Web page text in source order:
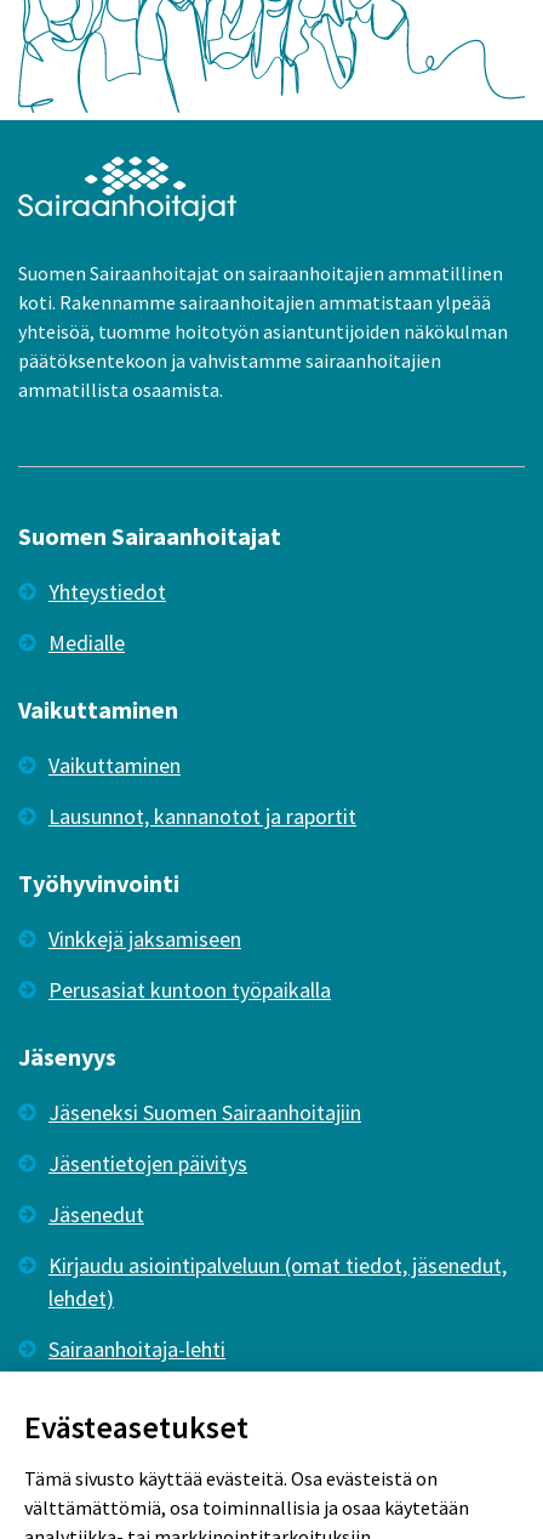
Suomen Sairaanhoitajat on sairaanhoitajien ammatillinen
koti. Rakennamme sairaanhoitajien ammatistaan ylpeää
yhteisöä, tuomme hoitotyön asiantuntijoiden näkökulman
päätöksentekoon ja vahvistamme sairaanhoitajien
ammatillista osaamista.
Suomen Sairaanhoitajat
Yhteystiedot
Medialle
Vaikuttaminen
Vaikuttaminen
Lausunnot, kannanotot ja raportit
Työhyvinvointi
Vinkkejä jaksamiseen
Perusasiat kuntoon työpaikalla
Jäsenyys
Jäseneksi Suomen Sairaanhoitajiin
Jäsentietojen päivitys
Jäsenedut
Kirjaudu asiointipalveluun (omat tiedot, jäsenedut,
lehdet)
Sairaanhoitaja-lehti
Evästeasetukset
Tämä sivusto käyttää evästeitä. Osa evästeistä on
välttämättömiä, osa toiminnallisia ja osaa käytetään